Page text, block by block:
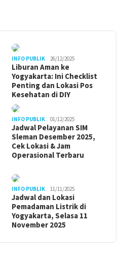
INFO PUBLIK 26/12/2025
Liburan Aman ke
Yogyakarta: Ini Checklist
Penting dan Lokasi Pos
Kesehatan di DIY
INFO PUBLIK 01/12/2025
Jadwal Pelayanan SIM
Sleman Desember 2025,
Cek Lokasi & Jam
Operasional Terbaru
INFO PUBLIK 11/11/2025
Jadwal dan Lokasi
Pemadaman Listrik di
Yogyakarta, Selasa 11
November 2025